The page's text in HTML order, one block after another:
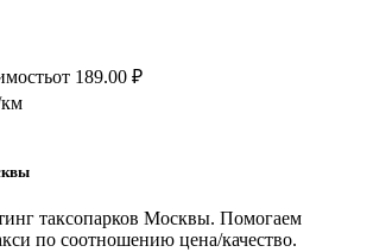
от 189.00 ₽
таксопарков Москвы. Помогаем
по соотношению цена/качество.